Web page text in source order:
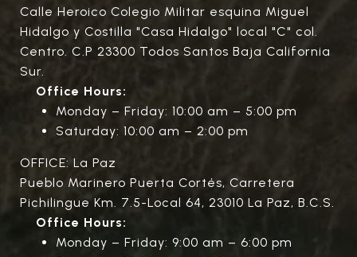
Calle Heroico Colegio Militar esquina Miguel
Hidalgo y Costilla "Casa Hidalgo" local "C" col.
Centro. C.P 23300 Todos Santos Baja California
Sur.
Office Hours:
Monday – Friday: 10:00 am – 5:00 pm
Saturday: 10:00 am – 2:00 pm
OFFICE: La Paz
Pueblo Marinero Puerta Cortés, Carretera
Pichilingue Km. 7.5-Local 64, 23010 La Paz, B.C.S.
Office Hours:
Monday – Friday: 9:00 am – 6:00 pm